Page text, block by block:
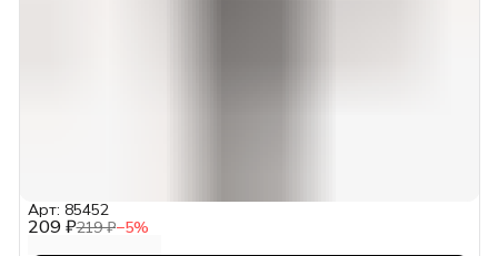
209 ₽219 ₽−5%
Арт: 85452